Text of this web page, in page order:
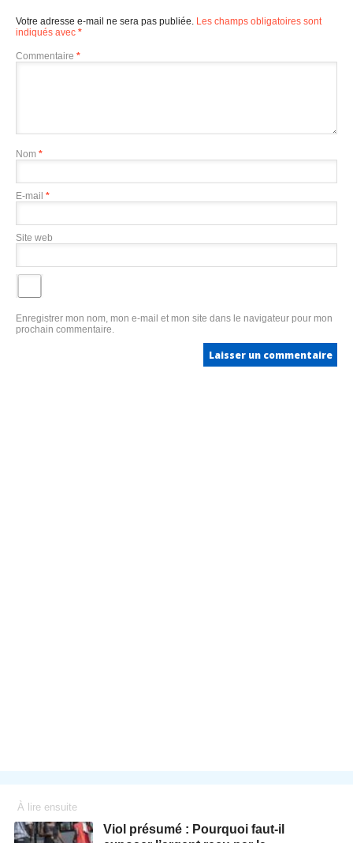
Votre adresse e-mail ne sera pas publiée. Les champs obligatoires sont
indiqués avec *
Commentaire *
Nom *
E-mail *
Site web
Enregistrer mon nom, mon e-mail et mon site dans le navigateur pour mon
prochain commentaire.
À lire ensuite
Viol présumé : Pourquoi faut-il